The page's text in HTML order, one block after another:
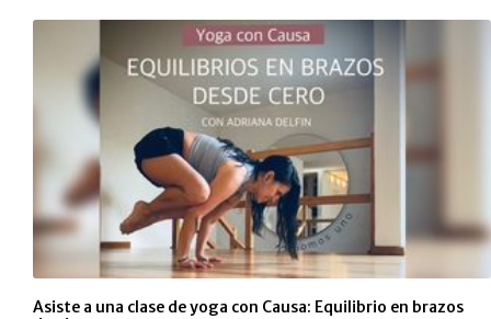
Asiste a una clase de yoga con Causa: Equilibrio en brazos